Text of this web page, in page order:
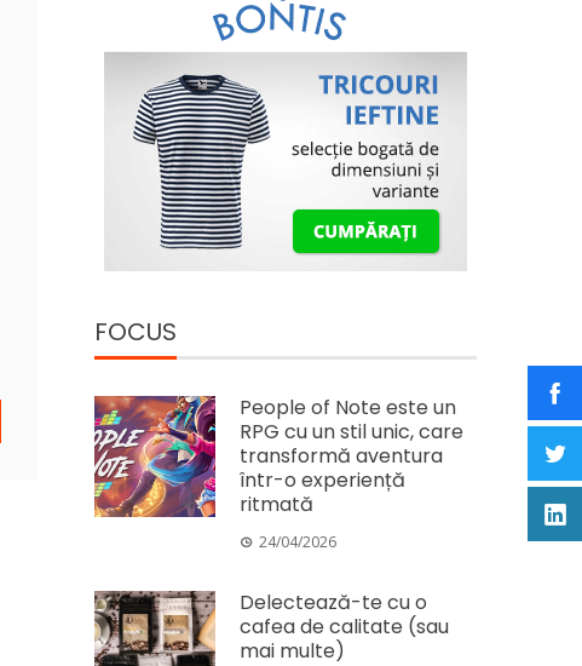
FOCUS
People of Note este un
RPG cu un stil unic, care
transformă aventura
într-o experiență
ritmată
24/04/2026
Delectează-te cu o
cafea de calitate (sau
mai multe)